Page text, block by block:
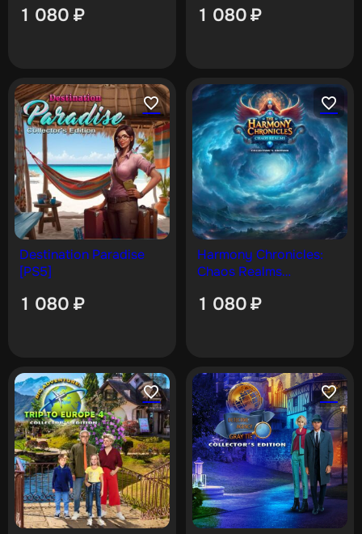
1 080 ₽ 1 080₽
Destination Paradise
[PS5]
1 080 ₽
Harmony Chronicles:
Chaos Realms
1 080₽